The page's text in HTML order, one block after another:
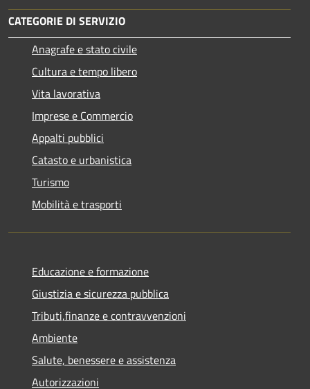
CATEGORIE DI SERVIZIO
Anagrafe e stato civile
Cultura e tempo libero
Vita lavorativa
Imprese e Commercio
Appalti pubblici
Catasto e urbanistica
Turismo
Mobilità e trasporti
Educazione e formazione
Giustizia e sicurezza pubblica
Tributi,finanze e contravvenzioni
Ambiente
Salute, benessere e assistenza
Autorizzazioni